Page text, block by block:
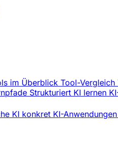
im Überblick Tool-Vergleich
Strukturiert KI lernen
KI konkret KI-